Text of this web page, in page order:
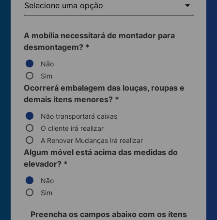
A mobília necessitará de montador para
desmontagem? *
Não
Sim
Ocorrerá embalagem das louças, roupas e
demais itens menores? *
Não transportará caixas
O cliente irá realizar
A Renovar Mudanças irá realizar
Algum móvel está acima das medidas do
elevador? *
Não
Sim
Preencha os campos abaixo com os ítens